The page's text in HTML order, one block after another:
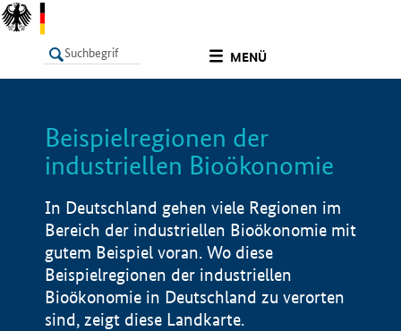
MENÜ
LISTE
Beispielregionen der
industriellen Bioökonomie
In Deutschland gehen viele Regionen im
Bereich der industriellen Bioökonomie mit
gutem Beispiel voran. Wo diese
Beispielregionen der industriellen
Bioökonomie in Deutschland zu verorten
sind, zeigt diese Landkarte.